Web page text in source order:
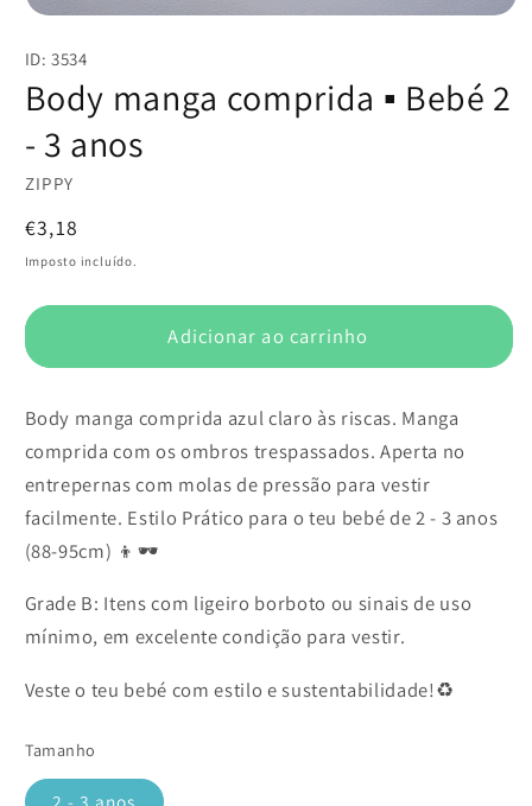
multimédia
em
modal
ID: 3534
Body manga comprida ▪️ Bebé 2
- 3 anos
ZIPPY
Preço
normal
€3,18
Imposto incluído.
Adicionar ao carrinho
Body manga comprida azul claro às riscas. Manga
comprida com os ombros trespassados. Aperta no
entrepernas com molas de pressão para vestir
facilmente. Estilo Prático para o teu bebé de 2 - 3 anos
(88-95cm) 👦🕶️
Grade B: Itens com ligeiro borboto ou sinais de uso
mínimo, em excelente condição para vestir.
Veste o teu bebé com estilo e sustentabilidade!♻️
Tamanho